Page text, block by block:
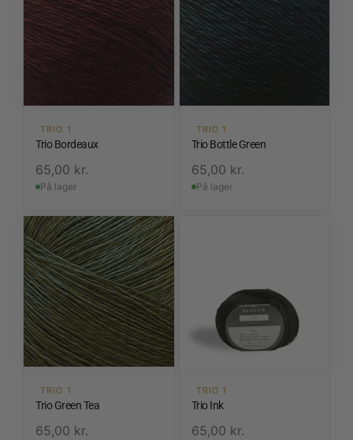
TRIO 1
Trio Bordeaux
65,00 kr.
På lager
TRIO 1
Trio Bottle Green
65,00 kr.
På lager
TRIO 1
Trio Green Tea
65,00 kr.
TRIO 1
Trio Ink
65,00 kr.